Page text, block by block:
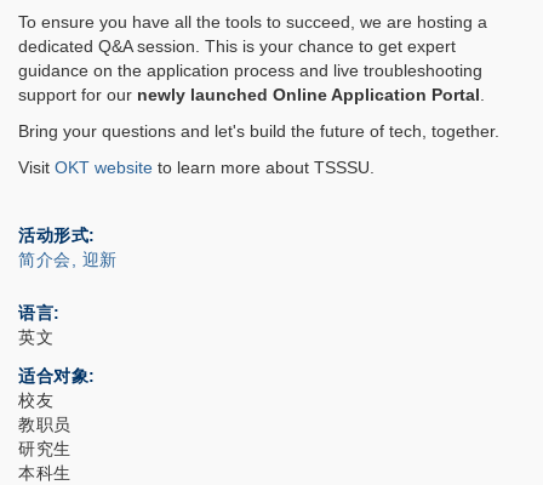
To ensure you have all the tools to succeed, we are hosting a
dedicated Q&A session. This is your chance to get expert
guidance on the application process and live troubleshooting
support for our newly launched Online Application Portal.
Bring your questions and let's build the future of tech, together.
Visit OKT website to learn more about TSSSU.
活动形式
简介会, 迎新
语言
英文
适合对象
校友
教职员
研究生
本科生